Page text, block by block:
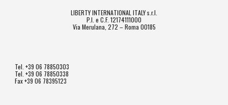
LIBERTY INTERNATIONAL ITALY s.r.l.
P.I. e C.F. 12174111000
Via Merulana, 272 – Roma 00185
Tel. +39 06 78850303
Tel. +39 06 78850338
Fax +39 06 78395123